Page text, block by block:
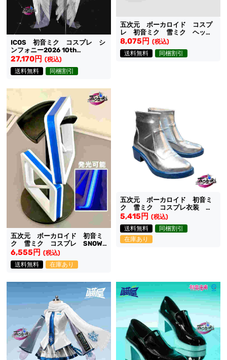
ICOS 初音ミク コスプレ シ
ンフォニー2026 10th
Anniversary Ver. ステージ衣装
27,170円 (税込)
送料無料
同梱割引
五次元 ボーカロイド コスプ
レ 初音ミク 雪ミク ヘッド
ホン＋髪飾りセット 発光可能
8,075円 (税込)
送料無料
同梱割引
五次元 ボーカロイド 初音ミ
ク 雪ミク コスプレ SNOW
MIKU 髪飾り
6,555円 (税込)
送料無料
在庫あり
五次元 ボーカロイド 初音ミ
ク 雪ミク コスプレ衣装
SNOW MIKU 靴
5,415円 (税込)
送料無料
同梱割引
在庫あり